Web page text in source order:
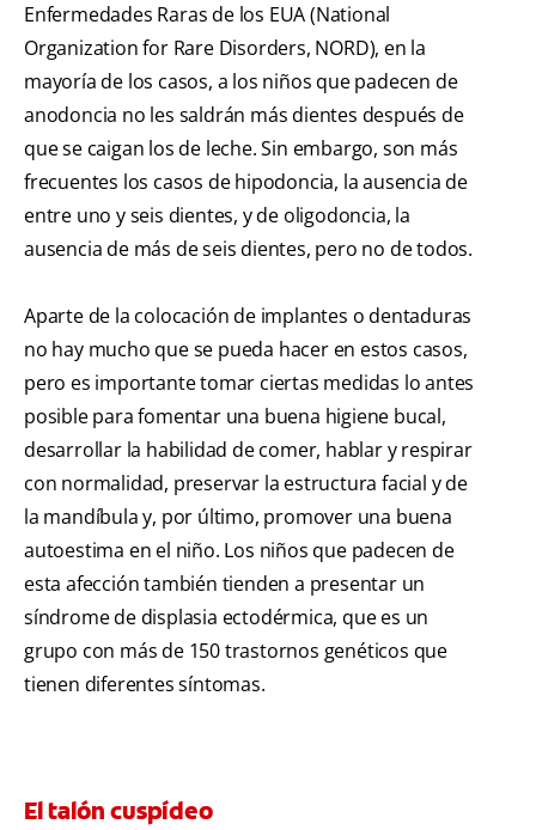
Enfermedades Raras de los EUA (National
Organization for Rare Disorders, NORD), en la
mayoría de los casos, a los niños que padecen de
anodoncia no les saldrán más dientes después de
que se caigan los de leche. Sin embargo, son más
frecuentes los casos de hipodoncia, la ausencia de
entre uno y seis dientes, y de oligodoncia, la
ausencia de más de seis dientes, pero no de todos.
Aparte de la colocación de implantes o dentaduras
no hay mucho que se pueda hacer en estos casos,
pero es importante tomar ciertas medidas lo antes
posible para fomentar una buena higiene bucal,
desarrollar la habilidad de comer, hablar y respirar
con normalidad, preservar la estructura facial y de
la mandíbula y, por último, promover una buena
autoestima en el niño. Los niños que padecen de
esta afección también tienden a presentar un
síndrome de displasia ectodérmica, que es un
grupo con más de 150 trastornos genéticos que
tienen diferentes síntomas.
El talón cuspídeo